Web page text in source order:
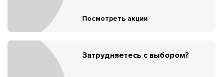
Посмотреть акции
Затрудняетесь с выбором?